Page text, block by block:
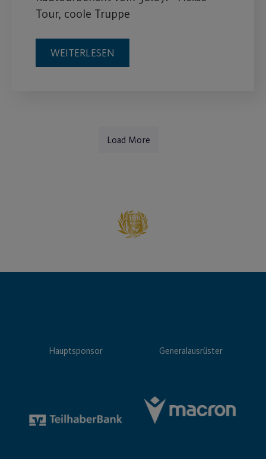
Tour, coole Truppe
WEITERLESEN
Load More
Hauptsponsor Generalausrüster